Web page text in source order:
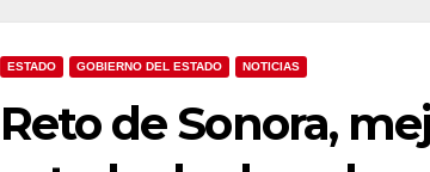
ESTADO GOBIERNO DEL ESTADO NOTICIAS
Reto de Sonora,